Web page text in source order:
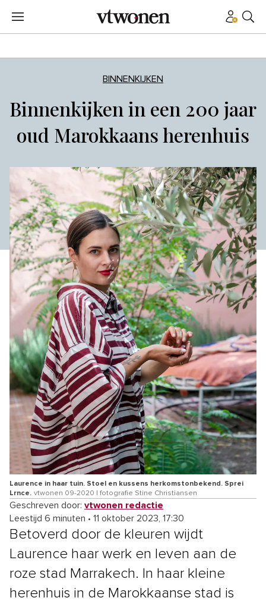
BINNENKIJKEN
Binnenkijken in een 200 jaar
oud Marokkaans herenhuis
Laurence in haar tuin. Stoel en kussens herkomstonbekend. Sprei
Lrnce. vtwonen 09-2020 | fotografie Stine Christiansen
Geschreven door: vtwonen redactie
Leestijd 6 minuten • 11 oktober 2023, 17:30
Betoverd door de kleuren wijdt
Laurence haar werk en leven aan de
roze stad Marrakech. In haar kleine
herenhuis in de Marokkaanse stad is